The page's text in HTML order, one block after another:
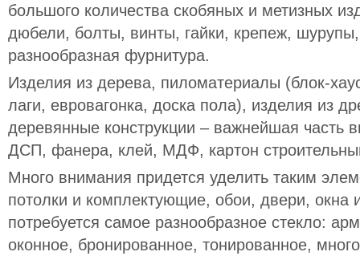
большого количества скобяных и метизных
дюбели, болты, винты, гайки, крепеж,
разнообразная фурнитура.
Изделия из дерева, пиломатериалы (блок-
лаги, евровагонка, доска пола), изделия из
деревянные конструкции – важнейшая часть
ДСП, фанера, клей, МДФ, картон
Много внимания придется уделить таким
потолки и комплектующие, обои, двери, окна
потребуется самое разнообразное стекло:
оконное, бронированное, тонированное,